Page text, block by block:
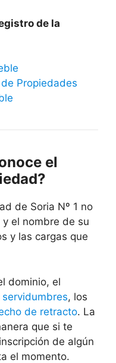
de la
Propiedades
el
de Soria Nº 1 no
el nombre de su
y las cargas que
dominio, el
servidumbres, los
de retracto. La
que si te
de algún
el momento.